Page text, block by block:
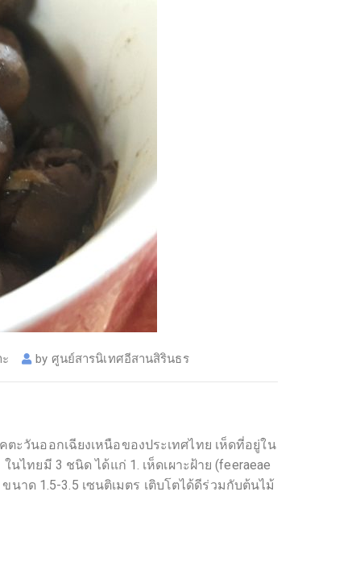
by ศูนย์สารนิเทศอีสานสิรินธร
วันออกเฉียงเหนือของประเทศไทย เห็ดที่อยู่ใน
ไทยมี 3 ชนิด ได้แก่ 1. เห็ดเผาะฝ้าย (feeraeae
ด 1.5-3.5 เซนติเมตร เติบโตได้ดีร่วมกับต้นไม้